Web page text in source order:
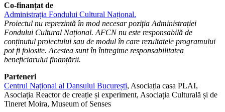
Co-finanțat de
Administrația Fondului Cultural Național.
Proiectul nu reprezintă în mod necesar poziţia Administrației
Fondului Cultural Național. AFCN nu este responsabilă de
conținutul proiectului sau de modul în care rezultatele programului
pot fi folosite. Acestea sunt în întregime responsabilitatea
beneficiarului finanțării.
Parteneri
Centrul Național al Dansului București, Asociația casa PLAI,
Asociația Reactor de creație și experiment, Asociația Culturală și de
Tineret Moira, Museum of Senses